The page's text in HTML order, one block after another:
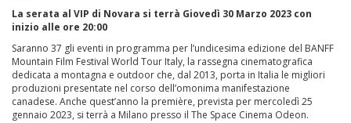
La serata al VIP di Novara si terrà Giovedì 30 Marzo 2023 con
inizio alle ore 20:00
Saranno 37 gli eventi in programma per l’undicesima edizione del BANFF
Mountain Film Festival World Tour Italy, la rassegna cinematografica
dedicata a montagna e outdoor che, dal 2013, porta in Italia le migliori
produzioni presentate nel corso dell’omonima manifestazione
canadese. Anche quest’anno la première, prevista per mercoledì 25
gennaio 2023, si terrà a Milano presso il The Space Cinema Odeon.